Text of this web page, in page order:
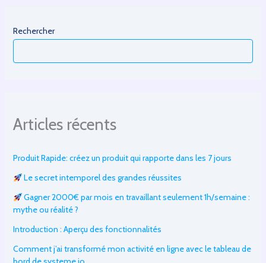
surmonté
en
étapes
Rechercher
Articles récents
Produit Rapide: créez un produit qui rapporte dans les 7 jours
Le secret intemporel des grandes réussites
Gagner 2000€ par mois en travaillant seulement 1h/semaine :
mythe ou réalité ?
Introduction : Aperçu des fonctionnalités
Comment j’ai transformé mon activité en ligne avec le tableau de